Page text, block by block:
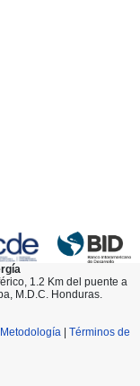
1.2 Km del puente a
M.D.C. Honduras.
Metodología| Términos de